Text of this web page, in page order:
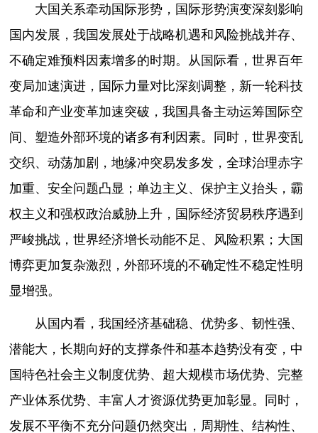
大国关系牵动国际形势，国际形势演变深刻影响
国内发展，我国发展处于战略机遇和风险挑战并存、
不确定难预料因素增多的时期。从国际看，世界百年
变局加速演进，国际力量对比深刻调整，新一轮科技
革命和产业变革加速突破，我国具备主动运筹国际空
间、塑造外部环境的诸多有利因素。同时，世界变乱
交织、动荡加剧，地缘冲突易发多发，全球治理赤字
加重、安全问题凸显；单边主义、保护主义抬头，霸
权主义和强权政治威胁上升，国际经济贸易秩序遇到
严峻挑战，世界经济增长动能不足、风险积累；大国
博弈更加复杂激烈，外部环境的不确定性不稳定性明
显增强。
从国内看，我国经济基础稳、优势多、韧性强、
潜能大，长期向好的支撑条件和基本趋势没有变，中
国特色社会主义制度优势、超大规模市场优势、完整
产业体系优势、丰富人才资源优势更加彰显。同时，
发展不平衡不充分问题仍然突出，周期性、结构性、